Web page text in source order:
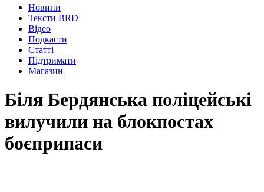
Новини
Тексти BRD
Відео
Подкасти
Статті
Підтримати
Магазин
Біля Бердянська поліцейські
вилучили на блокпостах
боєприпаси